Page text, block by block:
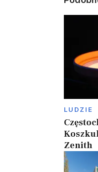
LUDZIE
Zenith